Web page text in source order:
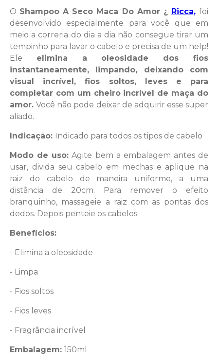
O Shampoo A Seco Maca Do Amor ¿ Ricca, foi
desenvolvido especialmente para você que em
meio a correria do dia a dia não consegue tirar um
tempinho para lavar o cabelo e precisa de um help!
Ele elimina a oleosidade dos fios
instantaneamente, limpando, deixando com
visual incrível, fios soltos, leves e para
completar com um cheiro incrível de maça do
amor.Você não pode deixar de adquirir esse super
aliado.
Indicação: Indicado para todos os tipos de cabelo
Modo de uso: Agite bem a embalagem antes de
usar, divida seu cabelo em mechas e aplique na
raiz do cabelo de maneira uniforme, a uma
distância de 20cm. Para remover o efeito
branquinho, massageie a raiz com as pontas dos
dedos. Depois penteie os cabelos.
Benefícios:
- Elimina a oleosidade
- Limpa
- Fios soltos
- Fios leves
- Fragrância incrível
Embalagem: 150ml